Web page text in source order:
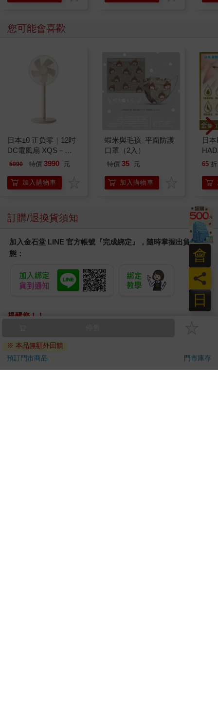
您可能會喜歡
日本±0 正負零｜12吋
DC電風扇 XQS－
Y620 象牙白
5990 特價 3990 元
加入購物車
蝦米與毛孩_平面防護
口罩（2入）
特價 35 元
加入購物車
日
金
臉
65 折
訂購/退換貨須知
加入金石堂 LINE 官方帳號『完成綁定』，隨時掌握出貨動
態：
提醒您！！
金石堂及銀行均不會請您操作ATM! 如接獲電話要求您前往
退換貨須知：
**提醒您，鑑賞期不等於試用期，退回商品須為全新狀態**
※ 本品無額外回饋
預訂門市商品
門市庫存
日
員
會